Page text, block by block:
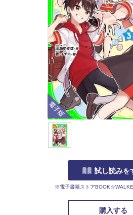
電子版
試し読みを
※電子書籍ストア
購入する